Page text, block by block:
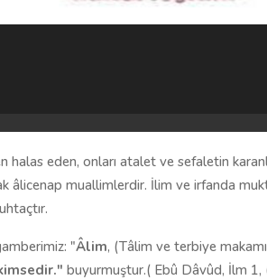
halas eden, onları atalet ve sefaletin
âlicenap muallimlerdir. İlim ve irfanda
"Âlim, (Tâlim ve terbiye
buyurmuştur.( Ebû Dâvûd, İlm